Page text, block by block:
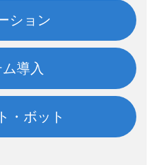
ション
導入
・ボット